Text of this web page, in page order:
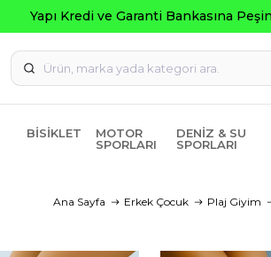
BISIKLET
MOTOR
SPORLARI
DENIZ & SU
SPORLARI
Ana Sayfa Erkek Çocuk Plaj Giyim